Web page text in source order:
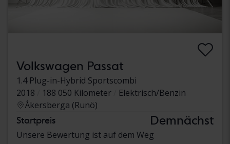
Volkswagen Passat
1.4 Plug-in-Hybrid Sportscombi
2018
188 050 Kilometer
Elektrisch/Benzin
Åkersberga (Runö)
Startpreis Demnächst
Unsere Bewertung ist auf dem Weg